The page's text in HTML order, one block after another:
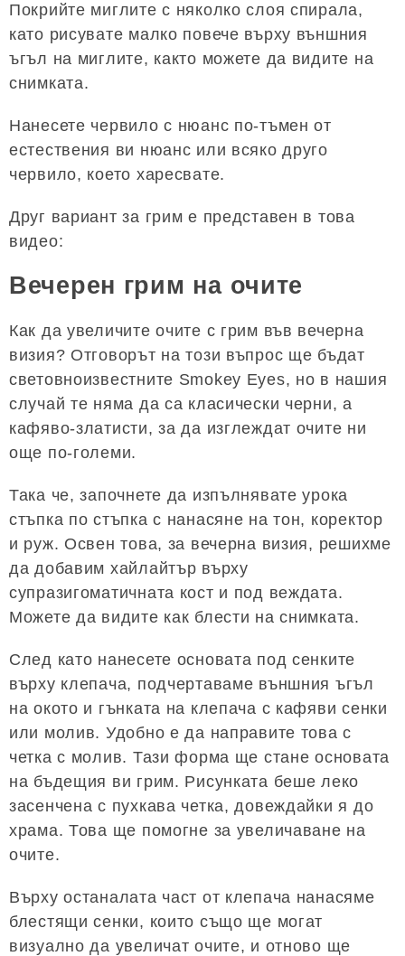
Покрийте миглите с няколко слоя спирала,
като рисувате малко повече върху външния
ъгъл на миглите, както можете да видите на
снимката.
Нанесете червило с нюанс по-тъмен от
естествения ви нюанс или всяко друго
червило, което харесвате.
Друг вариант за грим е представен в това
видео:
Вечерен грим на очите
Как да увеличите очите с грим във вечерна
визия? Отговорът на този въпрос ще бъдат
световноизвестните Smokey Eyes, но в нашия
случай те няма да са класически черни, а
кафяво-златисти, за да изглеждат очите ни
още по-големи.
Така че, започнете да изпълнявате урока
стъпка по стъпка с нанасяне на тон, коректор
и руж. Освен това, за вечерна визия, решихме
да добавим хайлайтър върху
супразигоматичната кост и под веждата.
Можете да видите как блести на снимката.
След като нанесете основата под сенките
върху клепача, подчертаваме външния ъгъл
на окото и гънката на клепача с кафяви сенки
или молив. Удобно е да направите това с
четка с молив. Тази форма ще стане основата
на бъдещия ви грим. Рисунката беше леко
засенчена с пухкава четка, довеждайки я до
храма. Това ще помогне за увеличаване на
очите.
Върху останалата част от клепача нанасяме
блестящи сенки, които също ще могат
визуално да увеличат очите, и отново ще